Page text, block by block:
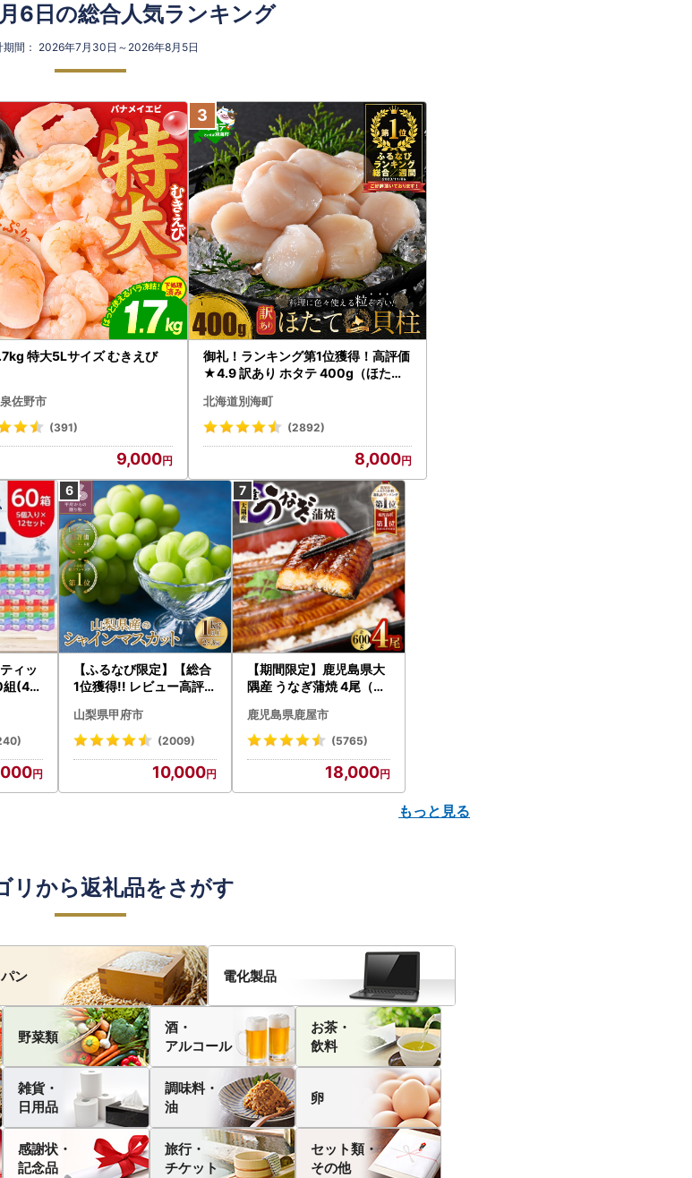
6日の総合人気ランキング
期間： 2026年7月30日～2026年8月5日
特大5Lサイズ むきえび
佐野市
(391)
9,000
御礼！ランキング第1位獲得！高評価
★4.9 訳あり ホタテ 400g（ほたて
北海道別海町
(2892)
8,000
ィッ
組(44
離島
】
【ふるなび限定】【総合
1位獲得!! レビュー高評価
〉山梨県産 シャインマス
カット 2～3房（1.0kg以
N-Limited-SP
山梨県甲府市
(2009)
10,000
【期間限定】鹿児島県大
隅産 うなぎ蒲焼 4尾（60
cp18 うなぎ 鰻 魚 惣菜 総
菜
鹿児島県鹿屋市
(5765)
18,000
もっと見る
リから返礼品をさがす
ン 電化製品
野菜類
酒・
アルコール
お茶・
飲料
雑貨・
日用品
調味料・
油
卵
感謝状・
記念品
旅行・
チケット
セット類・
その他